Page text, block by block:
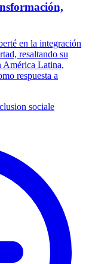
en la integración
resaltando su
América Latina,
respuesta a
sociale